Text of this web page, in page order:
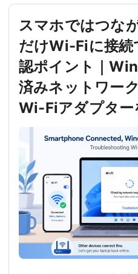
スマホではつな
だけWi-Fiに接続
認ポイント｜
済みネットワー
Wi-Fiアダプター